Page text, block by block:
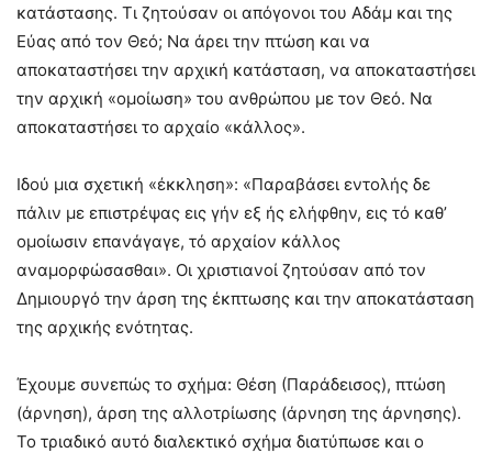
κατάστασης. Τι ζητούσαν οι απόγονοι του Αδάμ και της
Εύας από τον Θεό; Να άρει την πτώση και να
αποκαταστήσει την αρχική κατάσταση, να αποκαταστήσει
την αρχική «ομοίωση» του ανθρώπου με τον Θεό. Να
αποκαταστήσει το αρχαίο «κάλλος».
Ιδού μια σχετική «έκκληση»: «Παραβάσει εντολής δε
πάλιν με επιστρέψας εις γήν εξ ής ελήφθην, εις τό καθ’
ομοίωσιν επανάγαγε, τό αρχαίον κάλλος
αναμορφώσασθαι». Οι χριστιανοί ζητούσαν από τον
Δημιουργό την άρση της έκπτωσης και την αποκατάσταση
της αρχικής ενότητας.
Έχουμε συνεπώς το σχήμα: Θέση (Παράδεισος), πτώση
(άρνηση), άρση της αλλοτρίωσης (άρνηση της άρνησης).
Το τριαδικό αυτό διαλεκτικό σχήμα διατύπωσε και ο